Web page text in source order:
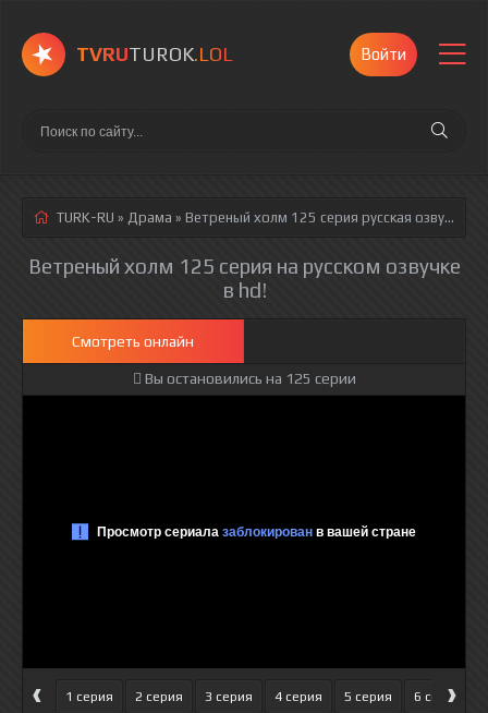
TVRUTUROK.LOL Войти
TURK-RU » Драма » Ветреный холм 125 серия русская озвучка полностью смотреть онлайн!
Ветреный холм 125 серия на русском озвучке
в hd!
Смотреть онлайн
Вы остановились на 125 серии
‹ 1 серия 2 серия 3 серия 4 серия 5 серия 6 серия
›